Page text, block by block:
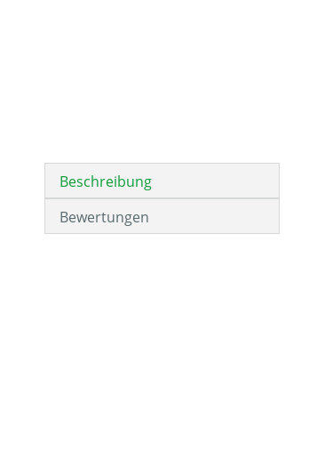
Beschreibung
Bewertungen